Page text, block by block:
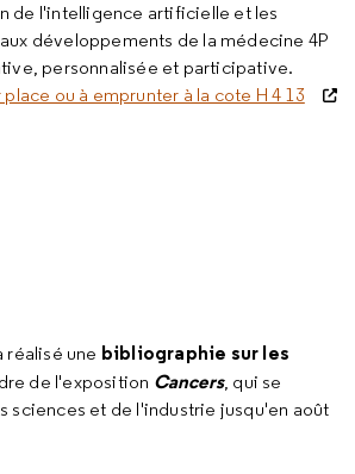
de l'intelligence artificielle et les
développements de la médecine 4P
personnalisée et participative.
ou à emprunter à la cote H 4 13
réalisé une bibliographie sur les
de l'exposition Cancers, qui se
sciences et de l'industrie jusqu'en août